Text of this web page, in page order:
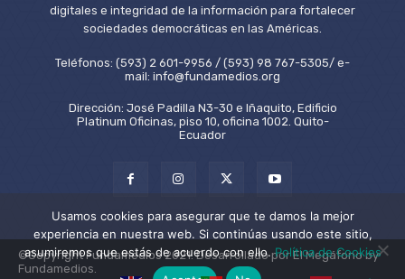
digitales e integridad de la información para fortalecer
sociedades democráticas en las Américas.
Teléfonos: (593) 2 601-9956 / (593) 98 767-5305/ e-
mail: info@fundamedios.org
Dirección: José Padilla N3-30 e Iñaquito, Edificio
Platinum Oficinas, piso 10, oficina 1002. Quito-
Ecuador
©Copyright Fundamedios 2021. Desarrollado por El Megáfono by
Fundamedios.
Usamos cookies para asegurar que te damos la mejor
experiencia en nuestra web. Si continúas usando este sitio,
asumiremos que estás de acuerdo con ello.Política de Cookies